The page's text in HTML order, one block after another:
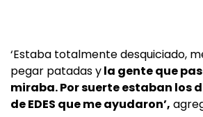
‘Estaba totalmente desquiciado,
pegar patadas yla gente que
miraba. Por suerte estaban los
de EDES que me ayudaron’,